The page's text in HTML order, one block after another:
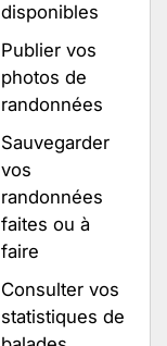
disponibles
Publier vos
photos de
randonnées
Sauvegarder
vos
randonnées
faites ou à
faire
Consulter vos
statistiques de